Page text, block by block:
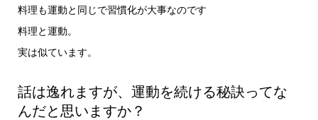
料理も運動と同じで習慣化が大事なのです
料理と運動。
実は似ています。
話は逸れますが、運動を続ける秘訣ってな
んだと思いますか？